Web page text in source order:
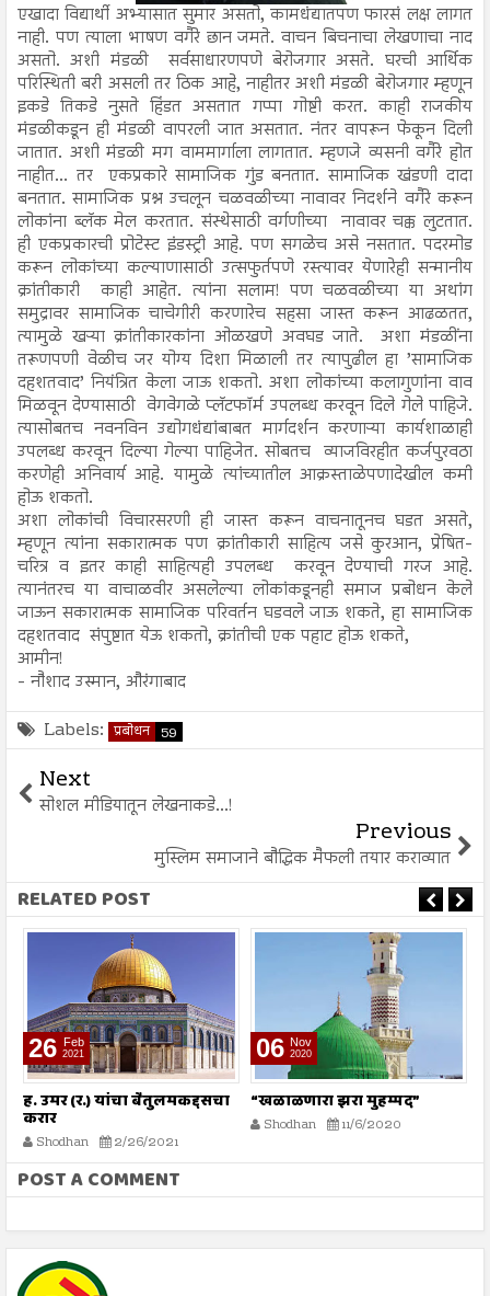
एखादा विद्यार्थी अभ्यासात सुमार असतो, कामधंद्यातपण फारसं लक्ष लागत
नाही. पण त्याला भाषण वगैरे छान जमते. वाचन बिचनाचा लेखणाचा नाद
असतो. अशी मंडळी सर्वसाधारणपणे बेरोजगार असते. घरची आर्थिक
परिस्थिती बरी असली तर ठिक आहे, नाहीतर अशी मंडळी बेरोजगार म्हणून
इकडे तिकडे नुसते हिंडत असतात गप्पा गोष्टी करत. काही राजकीय
मंडळीकडून ही मंडळी वापरली जात असतात. नंतर वापरून फेकून दिली
जातात. अशी मंडळी मग वाममार्गाला लागतात. म्हणजे व्यसनी वगैरे होत
नाहीत... तर एकप्रकारे सामाजिक गुंड बनतात. सामाजिक खंडणी दादा
बनतात. सामाजिक प्रश्न उचलून चळवळीच्या नावावर निदर्शने वगैरे करून
लोकांना ब्लॅक मेल करतात. संस्थेसाठी वर्गणीच्या नावावर चक्क लुटतात.
ही एकप्रकारची प्रोटेस्ट इंडस्ट्री आहे. पण सगळेच असे नसतात. पदरमोड
करून लोकांच्या कल्याणासाठी उत्सफुर्तपणे रस्त्यावर येणारेही सन्मानीय
क्रांतीकारी काही आहेत. त्यांना सलाम! पण चळवळीच्या या अथांग
समुद्रावर सामाजिक चाचेगीरी करणारेच सहसा जास्त करून आढळतत,
त्यामुळे खऱ्या क्रांतीकारकांना ओळखणे अवघड जाते. अशा मंडळींना
तरूणपणी वेळीच जर योग्य दिशा मिळाली तर त्यापुढील हा ’सामाजिक
दहशतवाद’ नियंत्रित केला जाऊ शकतो. अशा लोकांच्या कलागुणांना वाव
मिळवून देण्यासाठी वेगवेगळे प्लॅटफॉर्म उपलब्ध करवून दिले गेले पाहिजे.
त्यासोबतच नवनविन उद्योगधंद्यांबाबत मार्गदर्शन करणाऱ्या कार्यशाळाही
उपलब्ध करवून दिल्या गेल्या पाहिजेत. सोबतच व्याजविरहीत कर्जपुरवठा
करणेही अनिवार्य आहे. यामुळे त्यांच्यातील आक्रस्ताळेपणादेखील कमी
होऊ शकतो.
अशा लोकांची विचारसरणी ही जास्त करून वाचनातूनच घडत असते,
म्हणून त्यांना सकारात्मक पण क्रांतीकारी साहित्य जसे कुरआन, प्रेषित-
चरित्र व इतर काही साहित्यही उपलब्ध करवून देण्याची गरज आहे.
त्यानंतरच या वाचाळवीर असलेल्या लोकांकडूनही समाज प्रबोधन केले
जाऊन सकारात्मक सामाजिक परिवर्तन घडवले जाऊ शकते, हा सामाजिक
दहशतवाद संपुष्टात येऊ शकतो, क्रांतीची एक पहाट होऊ शकते,
आमीन!
- नौशाद उस्मान, औरंगाबाद
Labels: प्रबोधन 59
Next
सोशल मीडियातून लेखनाकडे...!
Previous
मुस्लिम समाजाने बौद्धिक मैफली तयार कराव्यात
RELATED POST
26 Feb
2021
ह. उमर (र.) यांचा बैतुलमकद्दसचा
करार
Shodhan 2/26/2021
06 Nov
2020
“खळाळणारा झरा मुहम्मद”
Shodhan 11/6/2020
POST A COMMENT